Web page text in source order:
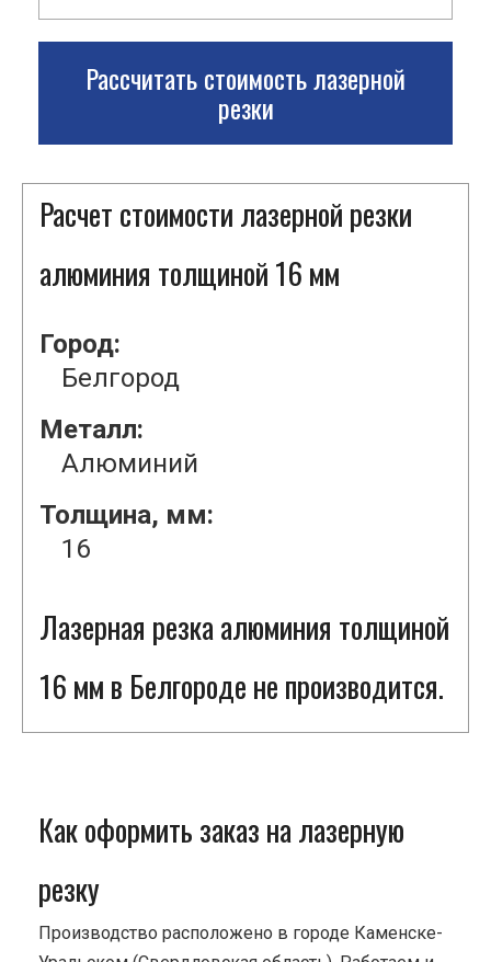
Рассчитать стоимость лазерной
резки
Расчет стоимости лазерной резки
алюминия толщиной 16 мм
Город:
Белгород
Металл:
Алюминий
Толщина, мм:
16
Лазерная резка алюминия толщиной
16 мм в Белгороде не производится.
Как оформить заказ на лазерную
резку
Производство расположено в городе Каменске-